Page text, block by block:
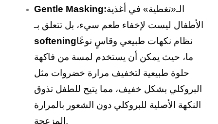
Gentle Masking:الـ«تغطية» في أغذية
الأطفال ليست لإخفاء طعم سيء، بل تتعلق بـ
softeningنظام نكهات طبيعي وقاسٍ نوعًا
ما، حيث يمكن أن يستخدم لمسة من فاكهة
حلوة طبيعية لتخفيف مرارة خضروات مثل
البروكلي بشكل خفيف، مما يتيح للطفل تذوق
النكهة الأصلية للبروكلي دون الشعور بالمرارة
المزعجة.